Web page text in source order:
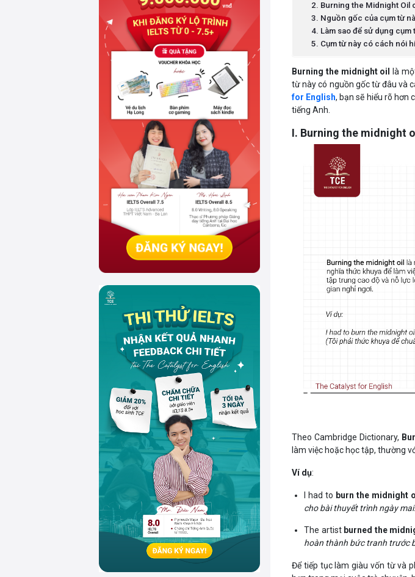
2. Burning the Midnight Oil
3. Nguồn gốc của cụm từ
4. Làm sao để sử dụng
5. Cụm từ này có cách nói
Burning the midnight oil
là
từ này có nguồn gốc từ đâu và
for English, bạn sẽ hiểu rõ hơn
tiếng Anh.
I. Burning the midnight
Theo Cambridge Dictionary,
làm việc hoặc học tập, thường
Ví dụ:
I had to burn the midnight
cho bài thuyết trình ngày
The artist burned the
hoàn thành bức tranh trước
Để tiếp tục làm giàu vốn từ và